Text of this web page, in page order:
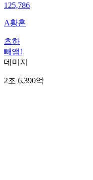
125,786
A황혼
츠하
빼앰!
데미지
2조 6,390억